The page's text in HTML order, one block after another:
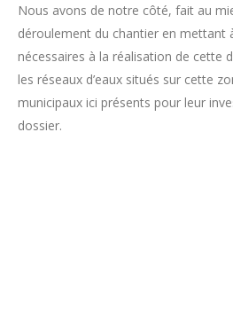
Nous avons de notre côté, fait au
déroulement du chantier en mettant
nécessaires à la réalisation de cette
les réseaux d’eaux situés sur cette
municipaux ici présents pour leur
dossier.